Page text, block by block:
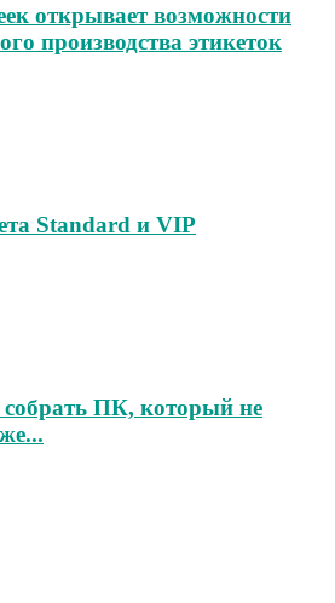
открывает возможности
производства этикеток
Standard и VIP
ПК, который не